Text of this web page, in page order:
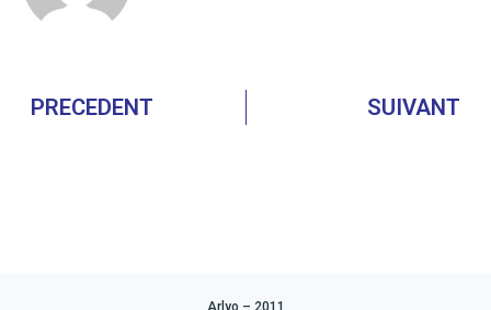
PRECEDENT SUIVANT